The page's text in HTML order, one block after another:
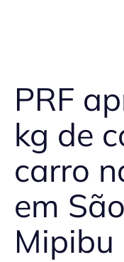
PRF
kg de
carro
em
Mipibu